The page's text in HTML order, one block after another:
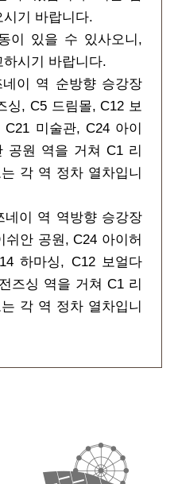
기 바랍니다.
이 있을 수 있사오니,
시기 바랍니다.
이 역 순방향 승강장
싱, C5 드림몰, C12 보
미술관, C24 아이
공원 역을 거쳐 C1 리
각 역 정차 열차입니
네이 역 역방향 승강장
안 공원, C24 아이허
하마싱, C12 보얼다
즈싱 역을 거쳐 C1 리
각 역 정차 열차입니